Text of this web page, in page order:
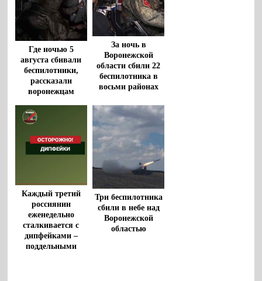
Где ночью 5
августа сбивали
беспилотники,
рассказали
воронежцам
За ночь в
Воронежской
области сбили 22
беспилотника в
восьми районах
Каждый третий
россиянин
еженедельно
сталкивается с
дипфейками –
поддельными
Три беспилотника
сбили в небе над
Воронежской
областью